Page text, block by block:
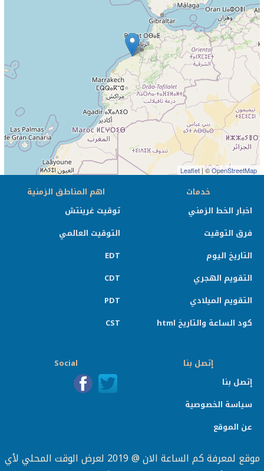
Leaflet| ©OpenStreetMap
خدمات
اخبار الخط الزمني
فرق التوقيت
التاريخ اليوم
التقويم الهجري
التقويم الميلادي
كود الساعة والتاريخ html
اهم المناطق الزمنية
توقيت غرينتش
التوقيت العالمي
EDT
CDT
PDT
CST
إتصل بنا
إتصل بنا
سياسة الخصوصية
عن الموقع
Social
موقع لمعرفة كم الساعة الان @ 2019 لعرض الوقت المحلي لأي